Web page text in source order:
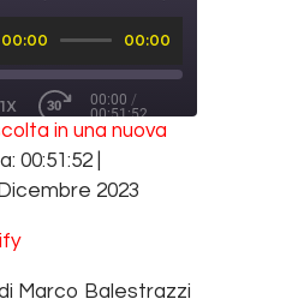
00:00 00:00
10 SECONDS
1X
FAST FORWARD 30 SECONDS
00:00 /
00:51:52
SUBSCRIBE SHARE
in una nuova
00:51:52
2023
Marco Balestrazzi